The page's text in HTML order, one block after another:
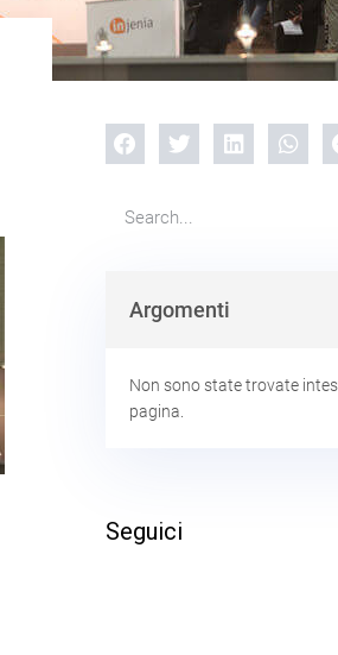
Argomenti
Non sono state trovate
pagina.
Seguici